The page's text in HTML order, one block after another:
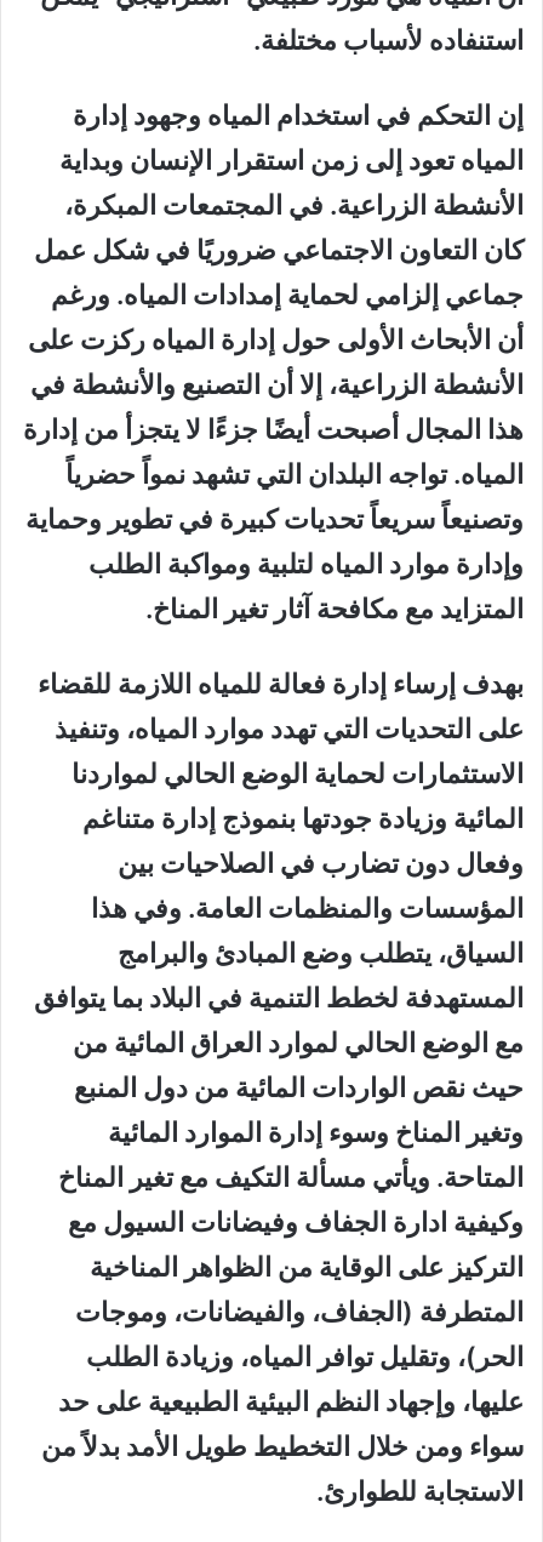
استنفاده لأسباب مختلفة.
إن التحكم في استخدام المياه وجهود إدارة
المياه تعود إلى زمن استقرار الإنسان وبداية
الأنشطة الزراعية. في المجتمعات المبكرة،
كان التعاون الاجتماعي ضروريًا في شكل عمل
جماعي إلزامي لحماية إمدادات المياه. ورغم
أن الأبحاث الأولى حول إدارة المياه ركزت على
الأنشطة الزراعية، إلا أن التصنيع والأنشطة في
هذا المجال أصبحت أيضًا جزءًا لا يتجزأ من إدارة
المياه. تواجه البلدان التي تشهد نمواً حضرياً
وتصنيعاً سريعاً تحديات كبيرة في تطوير وحماية
وإدارة موارد المياه لتلبية ومواكبة الطلب
المتزايد مع مكافحة آثار تغير المناخ.
بهدف إرساء إدارة فعالة للمياه اللازمة للقضاء
على التحديات التي تهدد موارد المياه، وتنفيذ
الاستثمارات لحماية الوضع الحالي لمواردنا
المائية وزيادة جودتها بنموذج إدارة متناغم
وفعال دون تضارب في الصلاحيات بين
المؤسسات والمنظمات العامة. وفي هذا
السياق، يتطلب وضع المبادئ والبرامج
المستهدفة لخطط التنمية في البلاد بما يتوافق
مع الوضع الحالي لموارد العراق المائية من
حيث نقص الواردات المائية من دول المنبع
وتغير المناخ وسوء إدارة الموارد المائية
المتاحة. ويأتي مسألة التكيف مع تغير المناخ
وكيفية ادارة الجفاف وفيضانات السيول مع
التركيز على الوقاية من الظواهر المناخية
المتطرفة (الجفاف، والفيضانات، وموجات
الحر)، وتقليل توافر المياه، وزيادة الطلب
عليها، وإجهاد النظم البيئية الطبيعية على حد
سواء ومن خلال التخطيط طويل الأمد بدلاً من
الاستجابة للطوارئ.